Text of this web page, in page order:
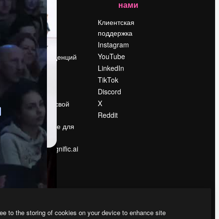
Цены
О нас
Reviews
Вакансии
Поиск тенденций
Блог
События
Slidesgo
Продайте свой
контент
Помещение для
прессы
Ищете magnific.ai
нами
Клиентская
поддержка
Instagram
YouTube
LinkedIn
TikTok
Discord
X
Reddit
to the storing of cookies on your device to enhance site